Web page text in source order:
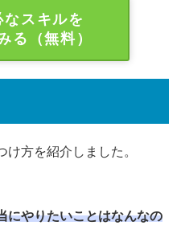
スキルを
る（無料）
方を紹介しました。
にやりたいことはなんなの